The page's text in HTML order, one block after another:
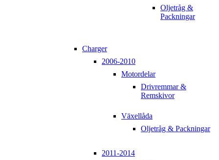
Oljetråg &
Packningar
Charger
2006-2010
Motordelar
Drivremmar &
Remskivor
Växellåda
Oljetråg & Packningar
2011-2014